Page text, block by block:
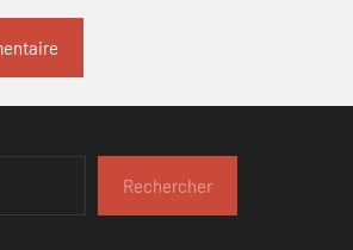
Rechercher